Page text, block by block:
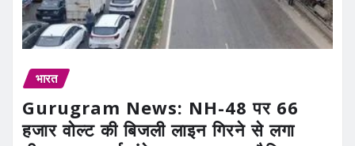
भारत
Gurugram News: NH-48 पर 66
हजार वोल्ट की बिजली लाइन गिरने से लगा